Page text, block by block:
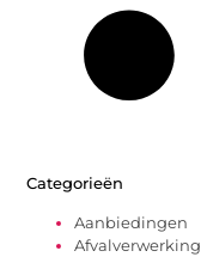
Categorieën
Aanbiedingen
Afvalverwerking